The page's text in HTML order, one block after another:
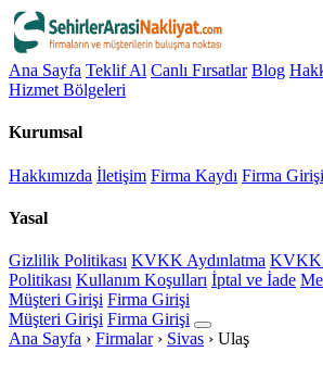
Ana Sayfa Teklif Al Canlı Fırsatlar Blog
Hizmet Bölgeleri
Kurumsal
Hakkımızda İletişim Firma Kaydı Firma Girişi
Yasal
Gizlilik Politikası KVKK Aydınlatma KVKK
Politikası Kullanım Koşulları İptal ve İade
Müşteri Girişi Firma Girişi
Müşteri Girişi Firma Girişi
Ana Sayfa › Firmalar › Sivas › Ulaş